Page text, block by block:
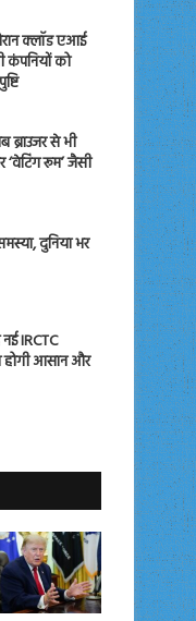
क्लॉड एआई
कंपनियों को
से भी
‘वेटिंग रूम’ जैसी
दुनिया भर
IRCTC
आसान और